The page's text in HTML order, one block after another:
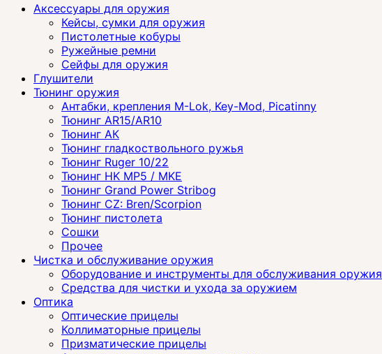
Аксессуары для оружия
Кейсы, сумки для оружия
Пистолетные кобуры
Ружейные ремни
Сейфы для оружия
Глушители
Тюнинг оружия
Антабки, крепления M-Lok, Key-Mod, Picatinny
Тюнинг AR15/AR10
Тюнинг АК
Тюнинг гладкоствольного ружья
Тюнинг Ruger 10/22
Тюнинг HK MP5 / MKE
Тюнинг Grand Power Stribog
Тюнинг CZ: Bren/Scorpion
Тюнинг пистолета
Сошки
Прочее
Чистка и обслуживание оружия
Оборудование и инструменты для обслуживания оружия
Средства для чистки и ухода за оружием
Оптика
Оптические прицелы
Коллиматорные прицелы
Призматические прицелы